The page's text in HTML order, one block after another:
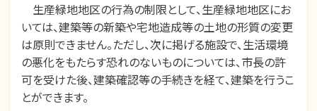
生産緑地地区の行為の制限として、生産緑地地区にお
いては、建築等の新築や宅地造成等の土地の形質の変更
は原則できません。ただし、次に掲げる施設で、生活環境
の悪化をもたらす恐れのないものについては、市長の許
可を受けた後、建築確認等の手続きを経て、建築を行うこ
とができます。